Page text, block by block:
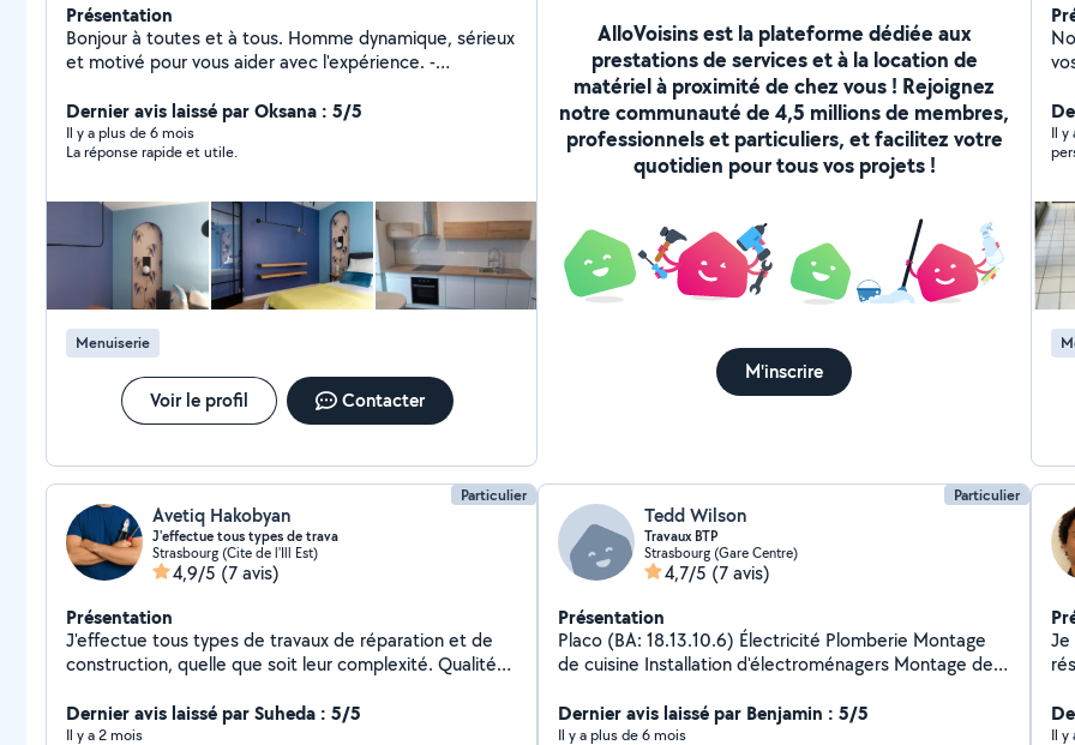
Présentation
Bonjour à toutes et à tous. Homme dynamique, sérieux
et motivé pour vous aider avec l'expérience. -
Manutention. -Livraison. -Montage de meubles en kit. -
Bricolage et multiservices. -Rénovation. MERCI et à
bientôt.
Dernier avis laissé par Oksana : 5/5
Il y a plus de 6 mois
La réponse rapide et utile.
Menuiserie
Voir le profil Contacter
AlloVoisins est la plateforme dédiée aux
prestations de services et à la location de
matériel à proximité de chez vous ! Rejoignez
notre communauté de 4,5 millions de membres,
professionnels et particuliers, et facilitez votre
quotidien pour tous vos projets !
M'inscrire
: Peinture mur et plafond Carrelage Montage de
petits
Tonte
domicile :
pointes
Il y
Particulier
Avetiq Hakobyan
J'effectue tous types de trava
Strasbourg (Cite de l'Ill Est)
4,9/5 (7 avis)
Présentation
J'effectue tous types de travaux de réparation et de
construction, quelle que soit leur complexité. Qualité
Dernier avis laissé par Suheda : 5/5
Il y a 2 mois
Particulier
Tedd Wilson
Travaux BTP
Strasbourg (Gare Centre)
4,7/5 (7 avis)
Présentation
Placo (BA: 18.13.10.6) Électricité Plomberie Montage
de cuisine Installation d'électroménagers Montage de
Dernier avis laissé par Benjamin : 5/5
Il y a plus de 6 mois
Je
Il y